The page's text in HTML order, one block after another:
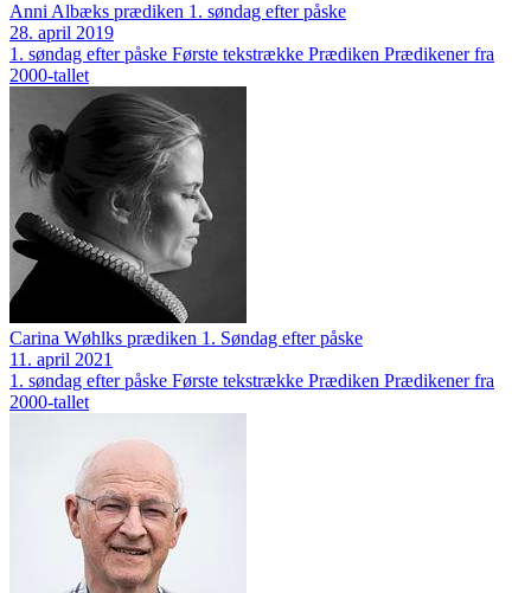
Anni Albæks prædiken 1. søndag efter påske
28. april 2019
1. søndag efter påske Første tekstrække Prædiken Prædikener fra
2000-tallet
Carina Wøhlks prædiken 1. Søndag efter påske
11. april 2021
1. søndag efter påske Første tekstrække Prædiken Prædikener fra
2000-tallet